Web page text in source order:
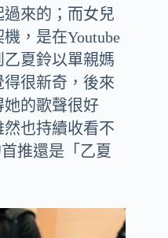
來的；而女兒
，是在Youtube
夏鈴以單親媽
很新奇，後來
的歌聲很好
也持續收看不
推還是「乙夏